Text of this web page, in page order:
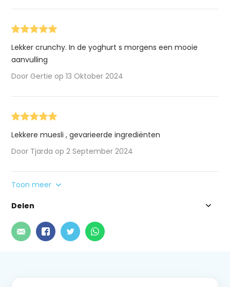
Lekker crunchy. In de yoghurt s morgens een mooie
aanvulling
Door Gertie op 13 Oktober 2024
Lekkere muesli , gevarieerde ingrediënten
Door Tjarda op 2 September 2024
Toon meer
Delen